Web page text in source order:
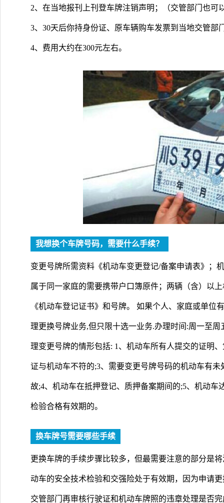
2、在当地报刊上刊登车牌注销声明；（交管部门也可
3、30天后你持身份证、原车辆购车发票到当地交管部
4、费用大约在300元左右。
我想换个车牌号码，需要什么手续？
变更号牌所需资料《机动车变更登记/备案申请表》；
属于同一家庭的需要携带户口簿原件；两辆（含）以
《机动车登记证书》和号牌。 如果个人、家庭或单位
理更换号牌业务,但只限十选一业务.办理时间:周一至周
理变更号牌的情形包括: 1、机动车所有人提交的证明
证与机动车不符的;3、需要变更号牌号码的机动车有
故;4、机动车在抵押登记、质押备案期间的;5、机动
检验合格有效期的。
换车牌号需要哪些手续
更换车牌的手续步骤比较多，但最需要注意的部分是
动车的安全技术检验和交强险处于有效期，因为申请
交管部门再审核行驶证和机动车牌照的违章处理是否